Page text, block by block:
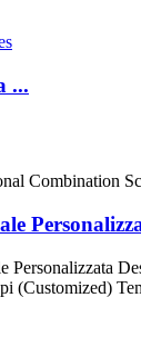
...
(Customized)